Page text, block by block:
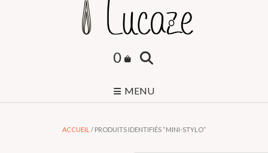
0
MENU
ACCUEIL / PRODUITS IDENTIFIÉS “MINI-STYLO”